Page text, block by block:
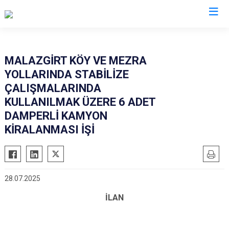
Bulanık
Hasköy
Korkut
Malazgirt
Varto
MALAZGİRT KÖY VE MEZRA
YOLLARINDA STABİLİZE
ÇALIŞMALARINDA
KULLANILMAK ÜZERE 6 ADET
DAMPERLİ KAMYON
KİRALANMASI İŞİ
28.07.2025
İLAN